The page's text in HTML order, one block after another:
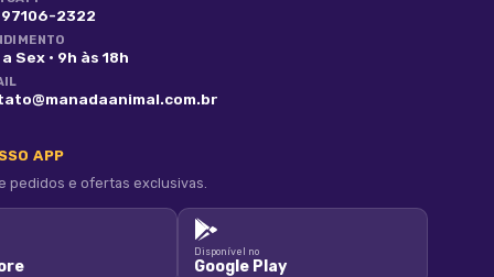
97106-2322
Sex · 9h às 18h
APP
pedidos e ofertas exclusivas.
Disponível no
Google Play